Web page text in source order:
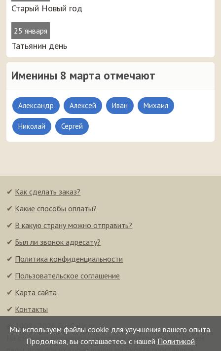
Старый Новый год
25 января
Татьянин день
Именины 8 марта отмечают
Александр Алексей Иван Михаил
Николай Сергей
Мы используем файлы cookie для улучшения вашего опыта.
Продолжая, вы соглашаетесь с нашей Политикой
✔ Как сделать заказ?
✔ Какие способы оплаты?
✔ В какую страну можно отправить?
✔ Был ли звонок адресату?
✔ Политика конфиденциальности
✔ Пользовательское соглашение
✔ Карта сайта
✔ Контакты
© 2008–2026 FunCalls.ru
На странице размещены авторские материалы. Мы будем